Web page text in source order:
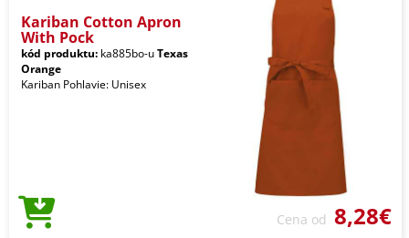
Kariban Cotton Apron
With Pock
kód produktu: ka885bo-uTexas
Orange
Kariban Pohlavie: Unisex
Cena od 8,28€